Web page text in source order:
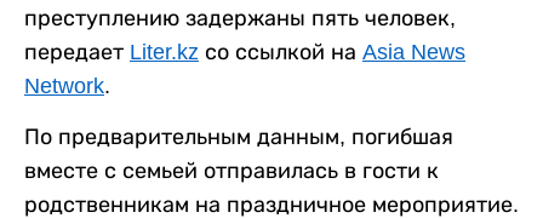
преступлению задержаны пять человек,
передает Liter.kz со ссылкой на Asia News
Network.
По предварительным данным, погибшая
вместе с семьей отправилась в гости к
родственникам на праздничное мероприятие.